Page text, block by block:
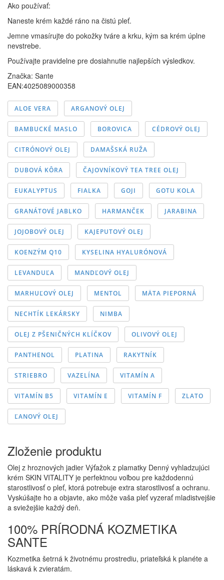
Ako používať:
Naneste krém každé ráno na čistú pleť.
Jemne vmasírujte do pokožky tváre a krku, kým sa krém úplne
nevstrebe.
Používajte pravidelne pre dosiahnutie najlepších výsledkov.
Značka: Sante
EAN:4025089000358
ALOE VERA ARGANOVÝ OLEJ
BAMBUCKÉ MASLO BOROVICA CÉDROVÝ OLEJ
CITRÓNOVÝ OLEJ DAMAŠSKÁ RUŽA
DUBOVÁ KÔRA ČAJOVNÍKOVÝ TEA TREE OLEJ
EUKALYPTUS FIALKA GOJI GOTU KOLA
GRANÁTOVÉ JABLKO HARMANČEK JARABINA
JOJOBOVÝ OLEJ KAJEPUTOVÝ OLEJ
KOENZÝM Q10 KYSELINA HYALURÓNOVÁ
LEVANDUĽA MANDĽOVÝ OLEJ
MARHUĽOVÝ OLEJ MENTOL MÄTA PIEPORNÁ
NECHTÍK LEKÁRSKY NIMBA
OLEJ Z PŠENIČNÝCH KLÍČKOV OLIVOVÝ OLEJ
PANTHENOL PLATINA RAKYTNÍK
STRIEBRO VAZELÍNA VITAMÍN A
VITAMÍN B5 VITAMÍN E VITAMÍN F ZLATO
ĽANOVÝ OLEJ
Zloženie produktu
Olej z hroznových jadier Výťažok z plamatky Denný vyhladzujúci
krém SKIN VITALITY je perfektnou voľbou pre každodennú
starostlivosť o pleť, ktorá potrebuje extra starostlivosť a ochranu.
Vyskúšajte ho a objavte, ako môže vaša pleť vyzerať mladistvejšie
a sviežejšie každý deň.
100% PRÍRODNÁ KOZMETIKA
SANTE
Kozmetika šetrná k životnému prostrediu, priateľská k planéte a
láskavá k zvieratám.